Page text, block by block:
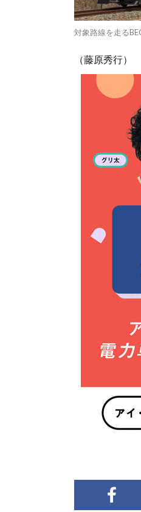
対象路線を走る
（藤原秀行）